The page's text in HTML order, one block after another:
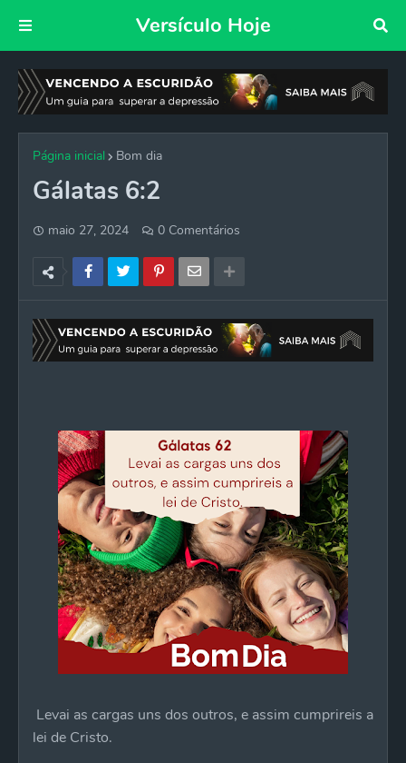
Versículo Hoje
Página inicial Bom dia
Gálatas 6:2
maio 27, 2024 0 Comentários
Levai as cargas uns dos outros, e assim cumprireis a
lei de Cristo.